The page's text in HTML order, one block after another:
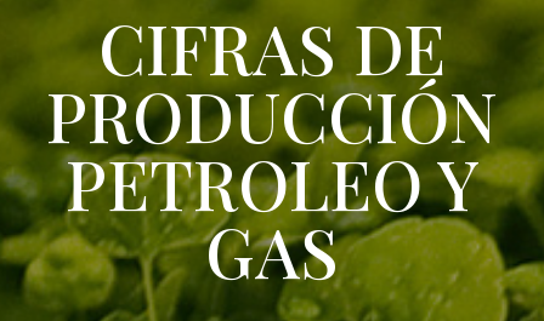
CIFRAS DE
PRODUCCIÓN
PETROLEO Y
GAS